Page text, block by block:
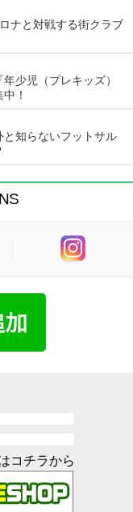
ナと対戦する街クラブ
少児（プレキッズ）
！
と知らないフットサル
コチラから